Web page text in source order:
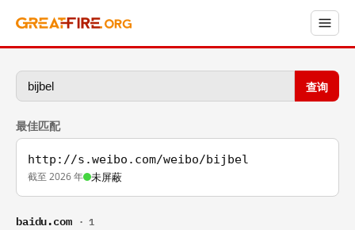
查询
最佳匹配
http://s.weibo.com/weibo/bijbel
截至 2026 年 未屏蔽
baidu.com · 1